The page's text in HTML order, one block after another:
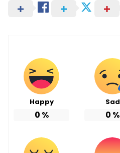
Happy
0 %
Sad
0 %